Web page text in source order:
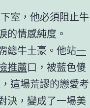
室，他必須阻止牛
的情感純度。
總牛土豪。他站一
推薦口，被藍色傻
這場荒謬的戀愛考
決，變成了一場美